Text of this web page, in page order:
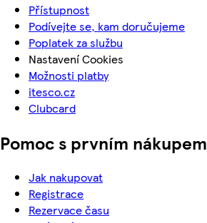
Přístupnost
Podívejte se, kam doručujeme
Poplatek za službu
Nastavení Cookies
Možnosti platby
itesco.cz
Clubcard
Pomoc s prvním nákupem
Jak nakupovat
Registrace
Rezervace času